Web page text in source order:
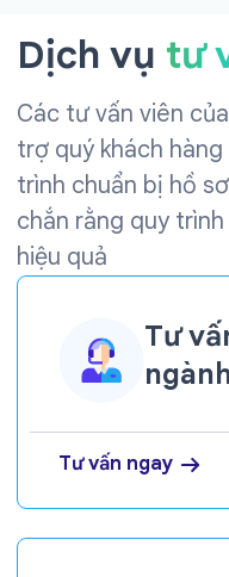
Dịch vụ tư
Các tư vấn viên
trợ quý khách
trình chuẩn bị hồ
chắn rằng quy
hiệu quả
Tư
Tư vấn ngay